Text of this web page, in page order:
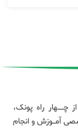
چــهار راه پونک،
مرکز تخصصی آمـوزش و انجام